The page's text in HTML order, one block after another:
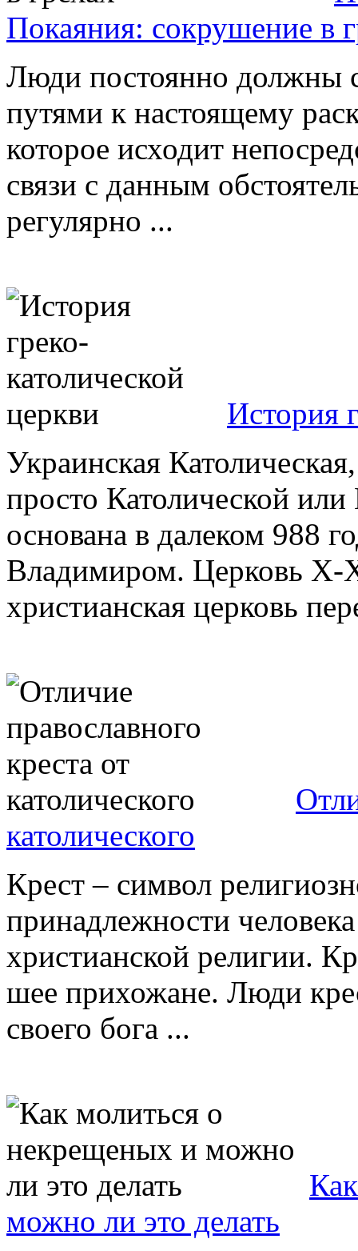
Покаяния: сокрушение в
Люди постоянно должны
путями к настоящему
которое исходит
связи с данным
регулярно ...
История
Украинская
просто Католической
основана в далеком 988
Владимиром. Церковь X-
христианская церковь
католического
Крест – символ
принадлежности
христианской религии.
шее прихожане. Люди
своего бога ...
можно ли это делать